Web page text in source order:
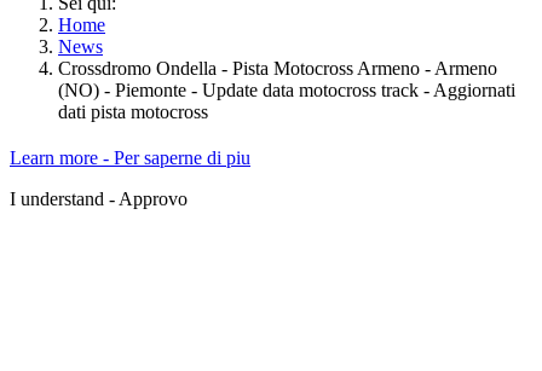
Home
News
Crossdromo Ondella - Pista Motocross Armeno - Armeno
(NO) - Piemonte - Update data motocross track - Aggiornati
dati pista motocross
Learn more - Per saperne di piu
I understand - Approvo